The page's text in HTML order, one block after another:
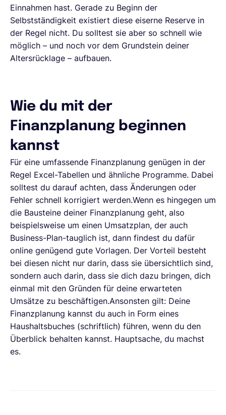
Einnahmen hast. Gerade zu Beginn der
Selbstständigkeit existiert diese eiserne Reserve in
der Regel nicht. Du solltest sie aber so schnell wie
möglich – und noch vor dem Grundstein deiner
Altersrücklage – aufbauen.
Wie du mit der
Finanzplanung beginnen
kannst
Für eine umfassende Finanzplanung genügen in der
Regel Excel-Tabellen und ähnliche Programme. Dabei
solltest du darauf achten, dass Änderungen oder
Fehler schnell korrigiert werden.Wenn es hingegen um
die Bausteine deiner Finanzplanung geht, also
beispielsweise um einen Umsatzplan, der auch
Business-Plan-tauglich ist, dann findest du dafür
online genügend gute Vorlagen. Der Vorteil besteht
bei diesen nicht nur darin, dass sie übersichtlich sind,
sondern auch darin, dass sie dich dazu bringen, dich
einmal mit den Gründen für deine erwarteten
Umsätze zu beschäftigen.Ansonsten gilt: Deine
Finanzplanung kannst du auch in Form eines
Haushaltsbuches (schriftlich) führen, wenn du den
Überblick behalten kannst. Hauptsache, du machst
es.